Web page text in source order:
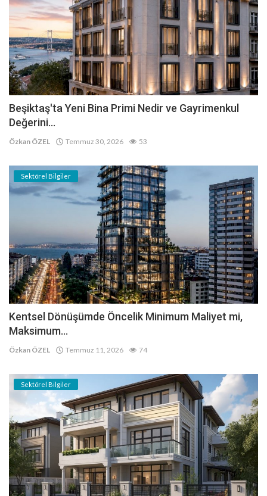
Beşiktaş'ta Yeni Bina Primi Nedir ve Gayrimenkul
Değerini...
Özkan ÖZEL Temmuz 30, 2026 53
Sektörel Bilgiler
Kentsel Dönüşümde Öncelik Minimum Maliyet mi,
Maksimum...
Özkan ÖZEL Temmuz 11, 2026 74
Sektörel Bilgiler